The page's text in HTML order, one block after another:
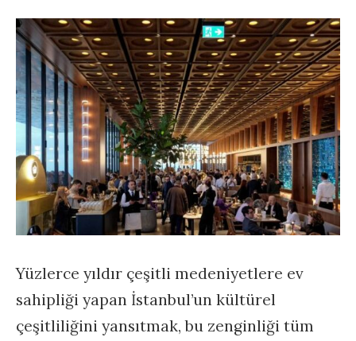
Yüzlerce yıldır çeşitli medeniyetlere ev
sahipliği yapan İstanbul’un kültürel
çeşitliliğini yansıtmak, bu zenginliği tüm